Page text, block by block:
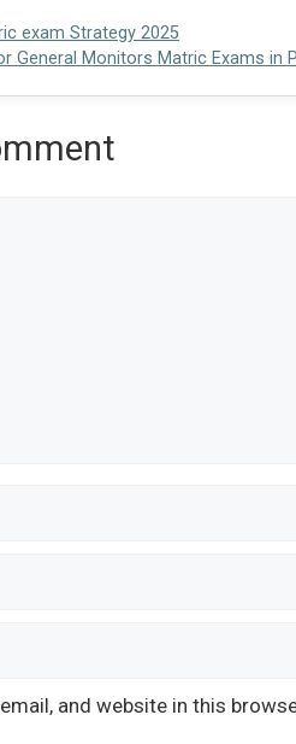
exam Strategy 2025
General Monitors Matric Exams in
email, and website in this